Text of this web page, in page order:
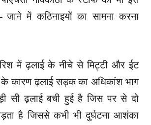
में कठिनाइयों का सामना करना
में ढ़लाई के नीचे से मिट्टी और ईट
कारण ढ़लाई सड़क का अधिकांश भाग
सी ढ़लाई बची हुई है जिस पर से दो
है जिससे कभी भी दुर्घटना आशंका